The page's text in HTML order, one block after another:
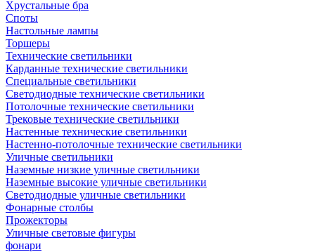
Хрустальные бра
Споты
Настольные лампы
Торшеры
Технические светильники
Карданные технические светильники
Специальные светильники
Светодиодные технические светильники
Потолочные технические светильники
Трековые технические светильники
Настенные технические светильники
Настенно-потолочные технические светильники
Уличные светильники
Наземные низкие уличные светильники
Наземные высокие уличные светильники
Светодиодные уличные светильники
Фонарные столбы
Прожекторы
Уличные световые фигуры
фонари